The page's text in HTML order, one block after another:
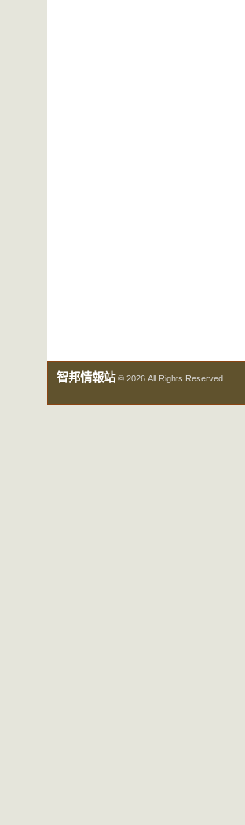
智邦情報站© 2026 All Rights Reserved.